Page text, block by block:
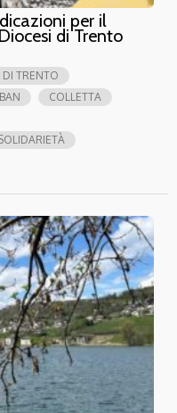
per il
di Trento
TRENTO
COLLETTA